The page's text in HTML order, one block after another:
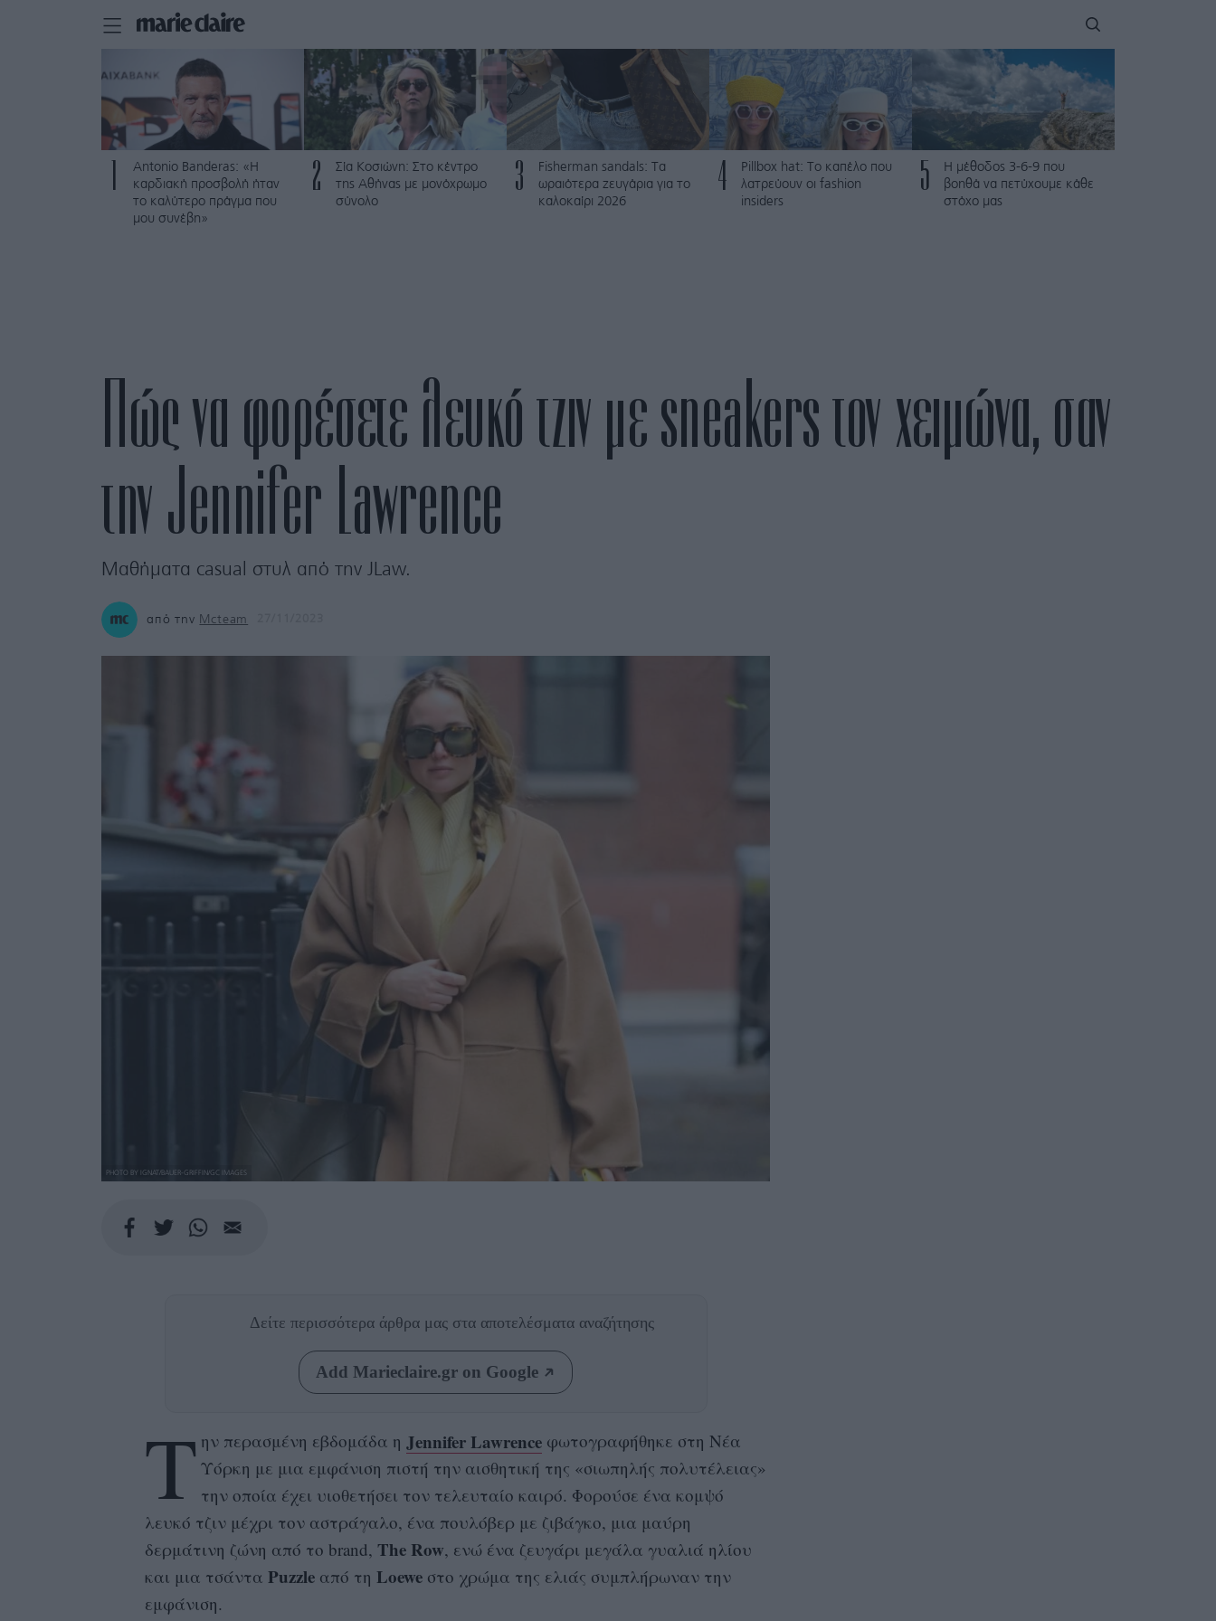
Antonio Banderas: «Η
καρδιακή προσβολή ήταν
το καλύτερο πράγμα που
μου συνέβη»
2
Σία Κοσιώνη: Στο κέντρο
της Αθήνας με μονόχρωμο
σύνολο
3
Fisherman sandals: Tα
ωραιότερα ζευγάρια για το
καλοκαίρι 2026
4
Pillbox hat: Το καπέλο που
λατρεύουν οι fashion
insiders
5
Η μέθοδος 3-6-9 που
βοηθά να πετύχουμε κάθε
στόχο μας
Πώς να φορέσετε λευκό τζιν με sneakers τον χειμώνα, σαν
την Jennifer Lawrence
Μαθήματα casual στυλ από την JLaw.
από την Mcteam
PHOTO BY IGNAT/BAUER-GRIFFIN/GC IMAGES
Δείτε περισσότερα άρθρα μας στα αποτελέσματα αναζήτησης
Add Marieclaire.gr on Google
T ην περασμένη εβδομάδα ηJennifer Lawrence φωτογραφήθηκε στη Νέα
Υόρκη με μια εμφάνιση πιστή την αισθητική της «σιωπηλής πολυτέλειας»
την οποία έχει υιοθετήσει τον τελευταίο καιρό. Φορούσε ένα κομψό
λευκό τζιν μέχρι τον αστράγαλο, ένα πουλόβερ με ζιβάγκο, μια μαύρη
δερμάτινη ζώνη από το brand, The Row, ενώ ένα ζευγάρι μεγάλα γυαλιά ηλίου
και μια τσάντα Puzzleαπό τη Loeweστο χρώμα της ελιάς συμπλήρωναν την
εμφάνιση.